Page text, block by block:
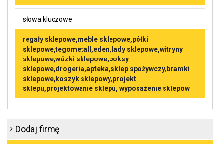
słowa kluczowe
regały sklepowe,meble sklepowe,półki
sklepowe,tegometall,eden,lady sklepowe,witryny
sklepowe,wózki sklepowe,boksy
sklepowe,drogeria,apteka,sklep spożywczy,bramki
sklepowe,koszyk sklepowy,projekt
sklepu,projektowanie sklepu, wyposażenie sklepów
Dodaj firmę